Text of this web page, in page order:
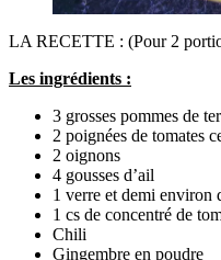
LA RECETTE : (Pour 2
Les ingrédients :
3 grosses pommes de
2 poignées de tomates
2 oignons
4 gousses d’ail
1 verre et demi environ
1 cs de concentré de
Chili
Gingembre en poudre